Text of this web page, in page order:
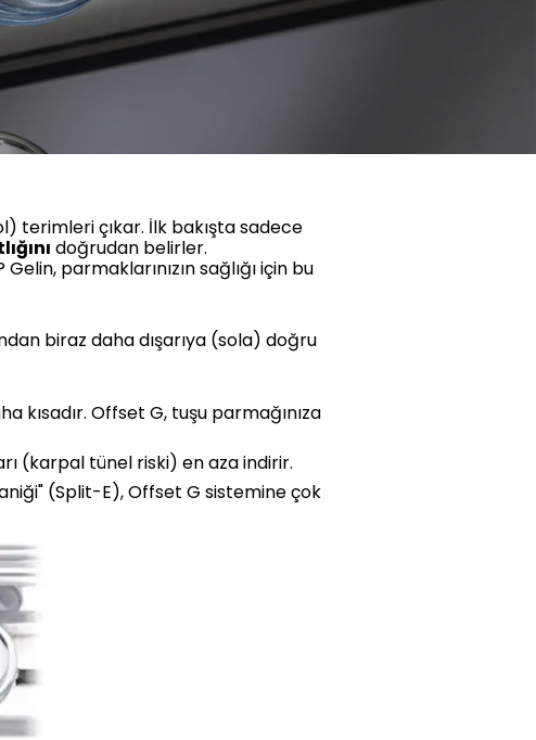
terimleri çıkar. İlk bakışta sadece
doğrudan belirler.
parmaklarınızın sağlığı için bu
biraz daha dışarıya (sola) doğru
kısadır. Offset G, tuşu parmağınıza
(karpal tünel riski) en aza indirir.
(Split-E), Offset G sistemine çok